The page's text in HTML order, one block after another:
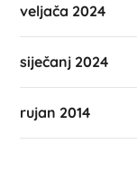
veljača 2024
siječanj 2024
rujan 2014